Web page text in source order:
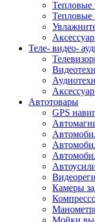
Тепловые
Теле- видео-
Автотовары
GPS
Камеры
Мойки